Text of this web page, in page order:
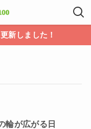
新しました！
輪が広がる日